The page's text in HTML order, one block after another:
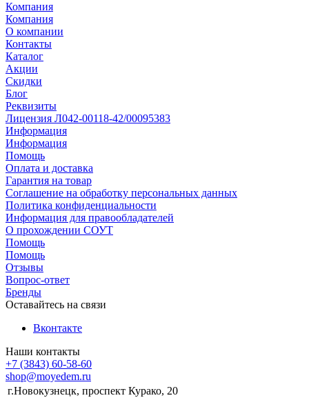
Компания
Компания
О компании
Контакты
Каталог
Акции
Скидки
Блог
Реквизиты
Лицензия Л042-00118-42/00095383
Информация
Информация
Помощь
Оплата и доставка
Гарантия на товар
Соглашение на обработку персональных данных
Политика конфиденциальности
Информация для правообладателей
О прохождении СОУТ
Помощь
Помощь
Отзывы
Вопрос-ответ
Бренды
Оставайтесь на связи
Вконтакте
Наши контакты
+7 (3843) 60-58-60
shop@moyedem.ru
г.Новокузнецк, проспект Курако, 20